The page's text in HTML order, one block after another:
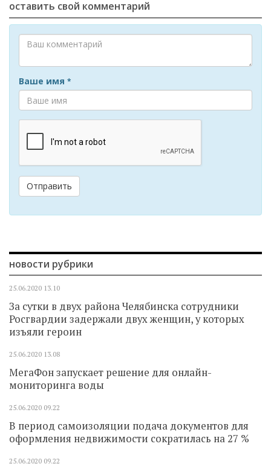
оставить свой комментарий
Ваше имя *
Отправить
новости рубрики
25.06.2020 13.10
За сутки в двух района Челябинска сотрудники
Росгвардии задержали двух женщин, у которых
изъяли героин
25.06.2020 13.08
МегаФон запускает решение для онлайн-
мониторинга воды
25.06.2020 09.22
В период самоизоляции подача документов для
оформления недвижимости сократилась на 27 %
25.06.2020 09.22